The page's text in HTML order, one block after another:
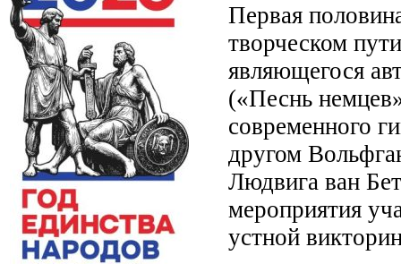
Первая
творческом
являющегося
(«Песнь
современного
другом
Людвига ван
мероприятия
устной